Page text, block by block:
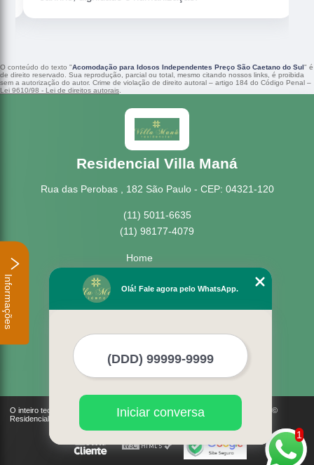
O conteúdo do texto "Acomodação para Idosos Independentes Preço São Caetano do Sul" é
de direito reservado. Sua reprodução, parcial ou total, mesmo citando nossos links, é proibida
sem a autorização do autor. Crime de violação de direito autoral – artigo 184 do Código Penal –
Lei 9610/98 - Lei de direitos autorais
Residencial Villa Maná
Rua das Perobas , 182 São Paulo - CEP: 04321-120
(11) 5011-6635
(11) 98177-4079
Home
Missão
Mais Serviços
O inteiro teor deste site está sujeito à proteção de direitos autorais. Copyright©
Residencial Villa Maná (Lei 9610 de 19/02/1998)
1
Olá! Fale agora pelo WhatsApp.
Iniciar conversa
Informações